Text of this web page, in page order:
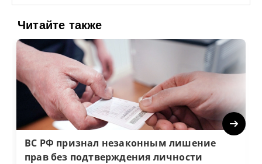
Читайте также
ВС РФ признал незаконным лишение
прав без подтверждения личности
Next